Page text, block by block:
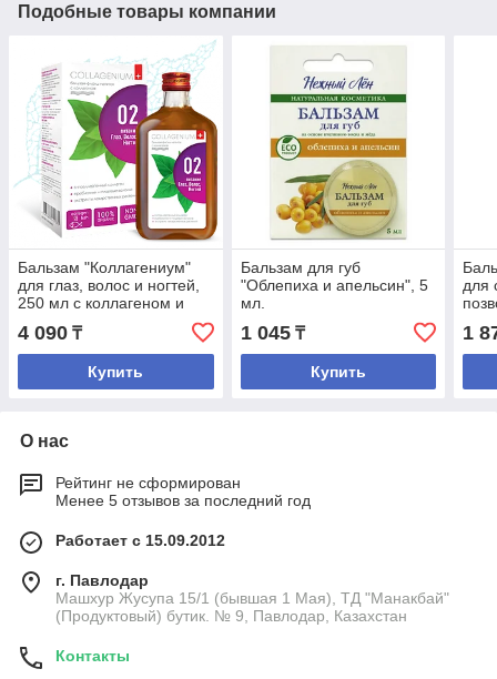
Подобные товары компании
Бальзам "Коллагениум"
для глаз, волос и ногтей,
250 мл с коллагеном и
черникой
4 090 ₸
Купить
Бальзам для губ
"Облепиха и апельсин", 5
мл.
1 045₸
Купить
для
1
О нас
Рейтинг не сформирован
Менее 5 отзывов за последний год
Работает с 15.09.2012
г. Павлодар
Машхур Жусупа 15/1 (бывшая 1 Мая), ТД "Манакбай"
(Продуктовый) бутик. № 9, Павлодар, Казахстан
Контакты